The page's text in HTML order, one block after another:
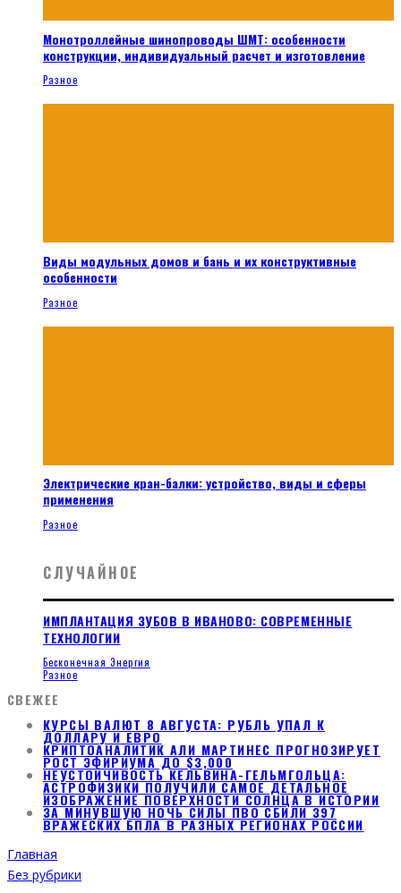
Монотроллейные шинопроводы ШМТ: особенности
конструкции, индивидуальный расчет и изготовление
Разное
Виды модульных домов и бань и их конструктивные
особенности
Разное
Электрические кран-балки: устройство, виды и сферы
применения
Разное
СЛУЧАЙНОЕ
ИМПЛАНТАЦИЯ ЗУБОВ В ИВАНОВО: СОВРЕМЕННЫЕ
ТЕХНОЛОГИИ
Бесконечная Энергия
Разное
СВЕЖЕЕ
КУРСЫ ВАЛЮТ 8 АВГУСТА: РУБЛЬ УПАЛ К
ДОЛЛАРУ И ЕВРО
КРИПТОАНАЛИТИК АЛИ МАРТИНЕС ПРОГНОЗИРУЕТ
РОСТ ЭФИРИУМА ДО $3,000
НЕУСТОЙЧИВОСТЬ КЕЛЬВИНА-ГЕЛЬМГОЛЬЦА:
АСТРОФИЗИКИ ПОЛУЧИЛИ САМОЕ ДЕТАЛЬНОЕ
ИЗОБРАЖЕНИЕ ПОВЕРХНОСТИ СОЛНЦА В ИСТОРИИ
ЗА МИНУВШУЮ НОЧЬ СИЛЫ ПВО СБИЛИ 397
ВРАЖЕСКИХ БПЛА В РАЗНЫХ РЕГИОНАХ РОССИИ
Главная
Без рубрики